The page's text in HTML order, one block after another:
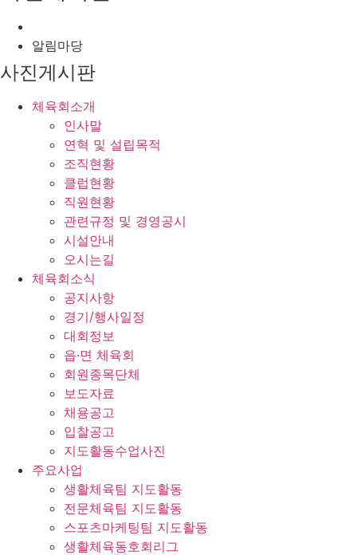
알림마당
사진게시판
체육회소개
인사말
연혁 및 설립목적
조직현황
클럽현황
직원현황
관련규정 및 경영공시
시설안내
오시는길
체육회소식
공지사항
경기/행사일정
대회정보
읍·면 체육회
회원종목단체
보도자료
채용공고
입찰공고
지도활동수업사진
주요사업
생활체육팀 지도활동
전문체육팀 지도활동
스포츠마케팅팀 지도활동
생활체육동호회리그